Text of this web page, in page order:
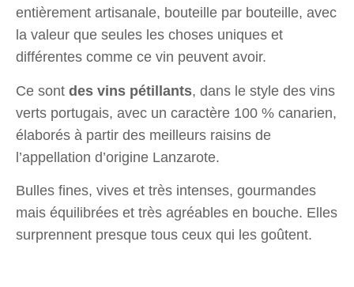
entièrement artisanale, bouteille par bouteille, avec
la valeur que seules les choses uniques et
différentes comme ce vin peuvent avoir.
Ce sont des vins pétillants, dans le style des vins
verts portugais, avec un caractère 100 % canarien,
élaborés à partir des meilleurs raisins de
l’appellation d’origine Lanzarote.
Bulles fines, vives et très intenses, gourmandes
mais équilibrées et très agréables en bouche. Elles
surprennent presque tous ceux qui les goûtent.